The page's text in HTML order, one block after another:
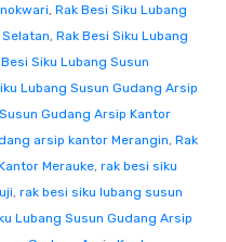
, Rak Besi Siku Lubang
, Rak Besi Siku Lubang
Siku Lubang Susun
Lubang Susun Gudang Arsip
Gudang Arsip Kantor
arsip kantor Merangin, Rak
Merauke, rak besi siku
, rak besi siku lubang susun
Lubang Susun Gudang Arsip